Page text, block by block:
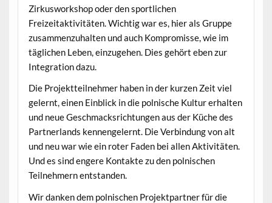
Zirkusworkshop oder den sportlichen
Freizeitaktivitäten. Wichtig war es, hier als Gruppe
zusammenzuhalten und auch Kompromisse, wie im
täglichen Leben, einzugehen. Dies gehört eben zur
Integration dazu.
Die Projektteilnehmer haben in der kurzen Zeit viel
gelernt, einen Einblick in die polnische Kultur erhalten
und neue Geschmacksrichtungen aus der Küche des
Partnerlands kennengelernt. Die Verbindung von alt
und neu war wie ein roter Faden bei allen Aktivitäten.
Und es sind engere Kontakte zu den polnischen
Teilnehmern entstanden.
Wir danken dem polnischen Projektpartner für die